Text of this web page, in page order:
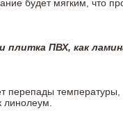
будет мягким, что
плитка ПВХ, как
перепады температуры,
линолеум.